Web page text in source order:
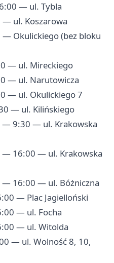
— ul. Tybla
ul. Koszarowa
Okulickiego (bez bloku
— ul. Mireckiego
— ul. Narutowicza
— ul. Okulickiego 7
— ul. Kilińskiego
— 9:30 — ul. Krakowska
— 16:00 — ul. Krakowska
— 16:00 — ul. Bóżniczna
— Plac Jagielloński
— ul. Focha
— ul. Witolda
— ul. Wolność 8, 10,